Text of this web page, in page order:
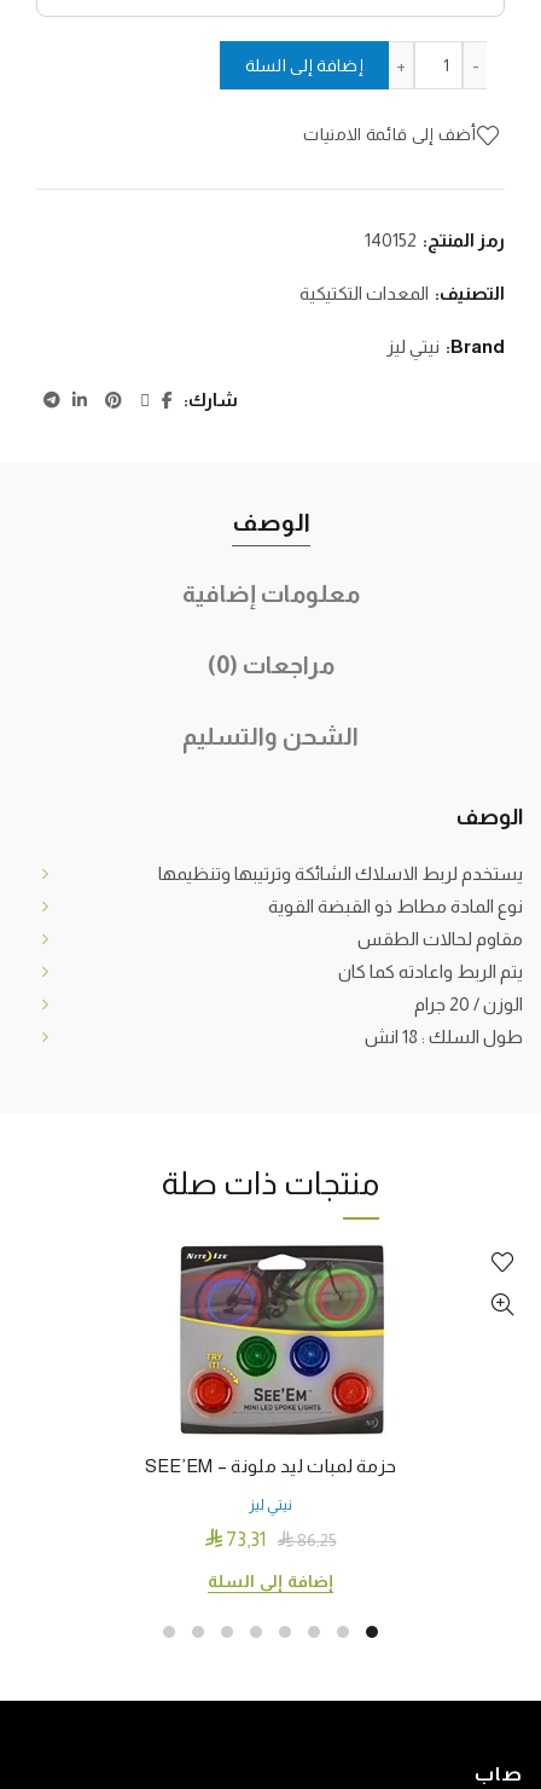
إضافة إلى السلة
أضف إلى قائمة الامنيات
رمز المنتج: 140152
التصنيف: المعدات التكتيكية
Brand: نيتي ليز
شارك
الوصف
معلومات إضافية
مراجعات (0)
الشحن والتسليم
الوصف
يستخدم لربط الاسلاك الشائكة وترتيبها وتنظيمها
نوع المادة مطاط ذو القبضة القوية
مقاوم لحالات الطقس
يتم الربط واعادته كما كان
الوزن / 20 جرام
طول السلك : 18 انش
منتجات ذات صلة
حزمة لمبات ليد ملونة – SEE’EM
نيتي ليز

86٫25  73٫31
إضافة إلى السلة
صاب